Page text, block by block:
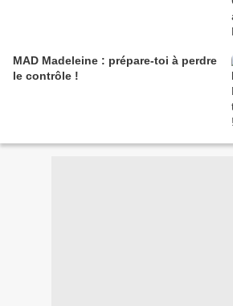
MAD Madeleine : prépare-toi à perdre
le contrôle !